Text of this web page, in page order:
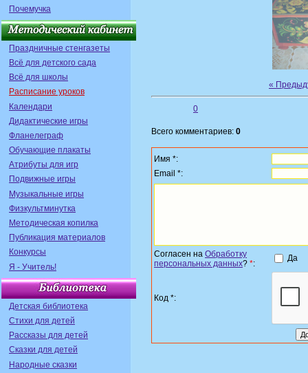
Почемучка
Праздничные стенгазеты
Всё для детского сада
Всё для школы
Расписание уроков
Календари
Дидактические игры
Фланелеграф
Обучающие плакаты
Атрибуты для игр
Подвижные игры
Музыкальные игры
Физкультминутка
Методическая копилка
Публикация материалов
Конкурсы
Я - Учитель!
Детская библиотека
Стихи для детей
Рассказы для детей
Сказки для детей
Народные сказки
«
0
Всего комментариев: 0
Имя *:
Email *:
Согласен на Обработку
персональных данных? *:
Да
Код *: